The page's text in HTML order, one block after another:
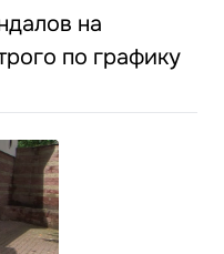
на
по графику